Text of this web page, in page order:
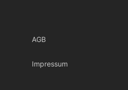
AGB
Impressum